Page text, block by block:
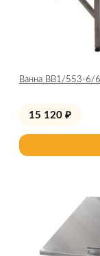
Ванна ВВ1/553-6/
15 120 ₽